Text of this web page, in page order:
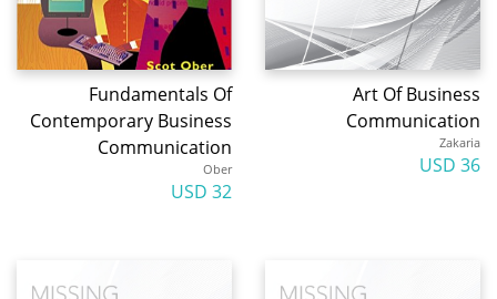
Art Of Business
Communication
Zakaria
36 USD
Fundamentals Of
Contemporary Business
Communication
Ober
32 USD